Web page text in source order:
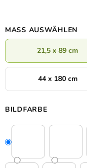
Wandtattoos an
MASS AUSWÄHLEN
21,5 x 89 cm
44 x 180 cm
BILDFARBE